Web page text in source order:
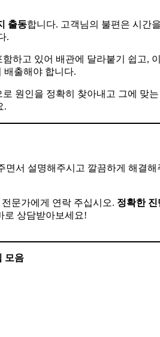
출동합니다. 고객님의 불편은 시간
.
하고 있어 배관에 달라붙기 쉽고,
배출해야 합니다.
원인을 정확히 찾아내고 그에 맞
.
면서 설명해주시고 깔끔하게 해결해
문가에게 연락 주십시오. 정확한 진
로 상담받아보세요!
모음